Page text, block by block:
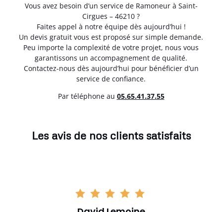
Vous avez besoin d’un service de Ramoneur à Saint-
Cirgues – 46210 ?
Faites appel à notre équipe dès aujourd’hui !
Un devis gratuit vous est proposé sur simple demande.
Peu importe la complexité de votre projet, nous vous
garantissons un accompagnement de qualité.
Contactez-nous dès aujourd’hui pour bénéficier d’un
service de confiance.
Par téléphone au 05.65.41.37.55
Les avis de nos clients satisfaits